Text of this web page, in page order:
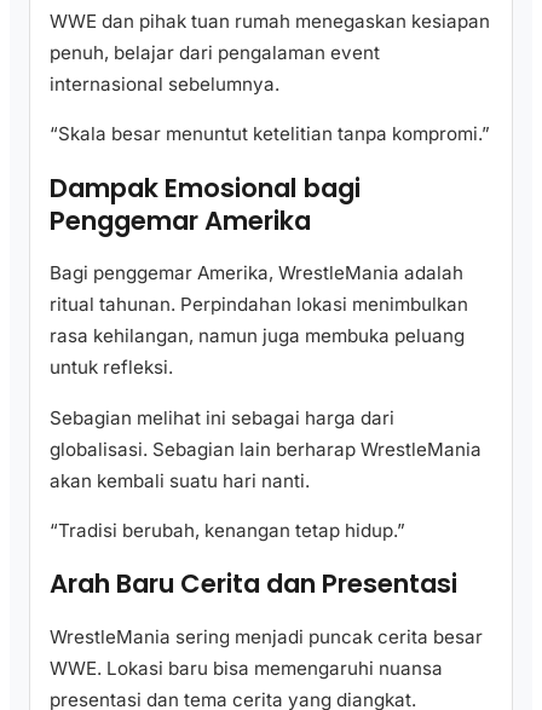
WWE dan pihak tuan rumah menegaskan kesiapan
penuh, belajar dari pengalaman event
internasional sebelumnya.
“Skala besar menuntut ketelitian tanpa kompromi.”
Dampak Emosional bagi
Penggemar Amerika
Bagi penggemar Amerika, WrestleMania adalah
ritual tahunan. Perpindahan lokasi menimbulkan
rasa kehilangan, namun juga membuka peluang
untuk refleksi.
Sebagian melihat ini sebagai harga dari
globalisasi. Sebagian lain berharap WrestleMania
akan kembali suatu hari nanti.
“Tradisi berubah, kenangan tetap hidup.”
Arah Baru Cerita dan Presentasi
WrestleMania sering menjadi puncak cerita besar
WWE. Lokasi baru bisa memengaruhi nuansa
presentasi dan tema cerita yang diangkat.